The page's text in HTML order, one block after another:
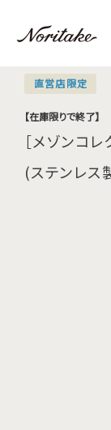
直営店限定
【在庫限りで終了】
［メゾンコ
(ステンレス